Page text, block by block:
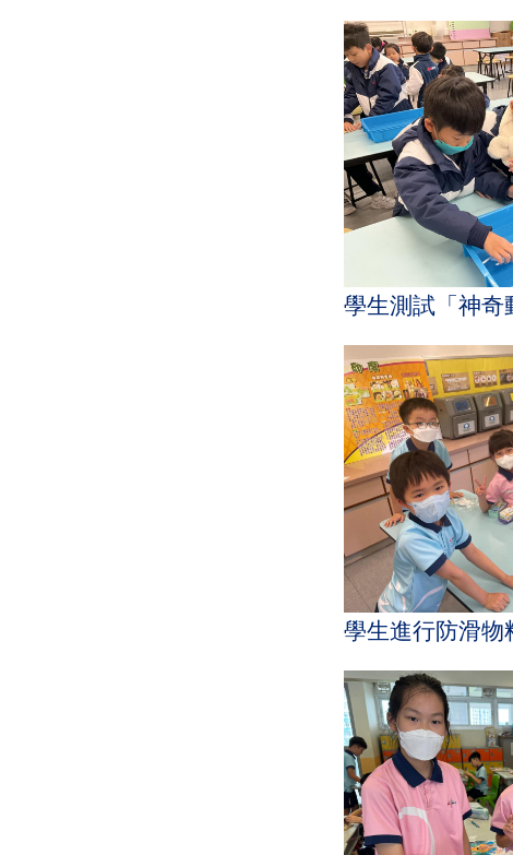
學生測試「神奇
學生進行防滑物